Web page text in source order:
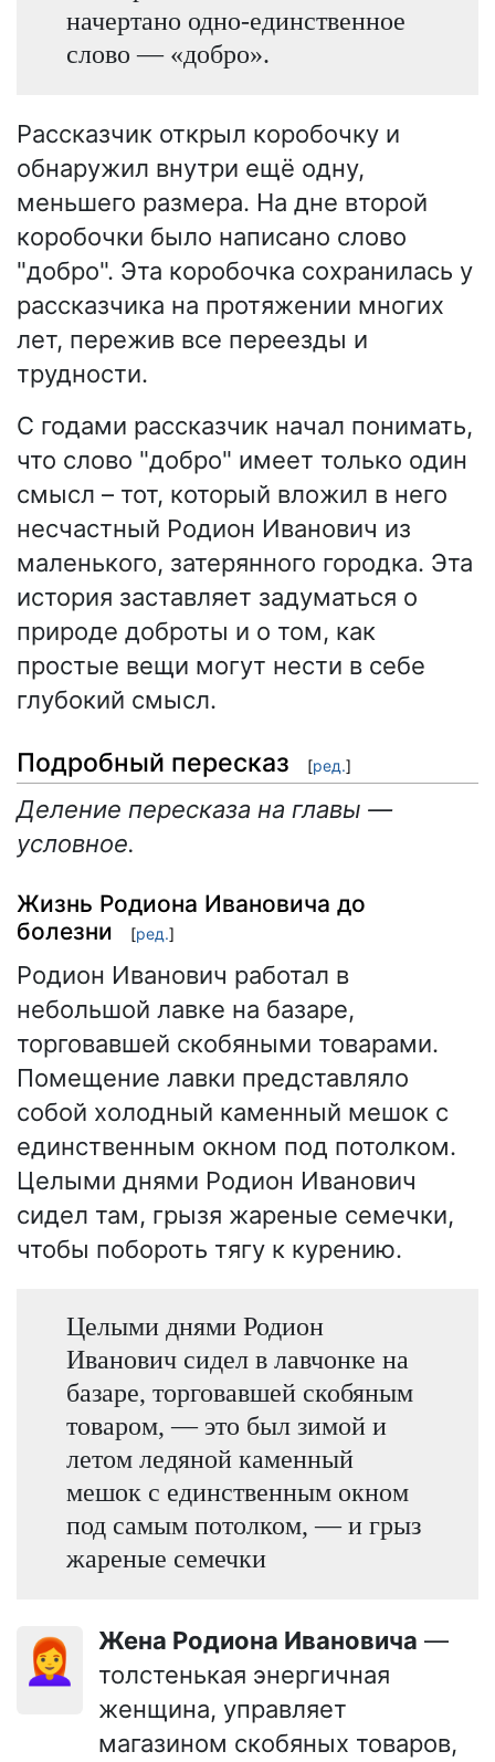
начертано одно-единственное
слово — «добро».
Рассказчик открыл коробочку и
обнаружил внутри ещё одну,
меньшего размера. На дне второй
коробочки было написано слово
"добро". Эта коробочка сохранилась у
рассказчика на протяжении многих
лет, пережив все переезды и
трудности.
С годами рассказчик начал понимать,
что слово "добро" имеет только один
смысл – тот, который вложил в него
несчастный Родион Иванович из
маленького, затерянного городка. Эта
история заставляет задуматься о
природе доброты и о том, как
простые вещи могут нести в себе
глубокий смысл.
Подробный пересказ [ред.]
Деление пересказа на главы —
условное.
Жизнь Родиона Ивановича до
болезни
[ред.]
Родион Иванович работал в
небольшой лавке на базаре,
торговавшей скобяными товарами.
Помещение лавки представляло
собой холодный каменный мешок с
единственным окном под потолком.
Целыми днями Родион Иванович
сидел там, грызя жареные семечки,
чтобы побороть тягу к курению.
Целыми днями Родион
Иванович сидел в лавчонке на
базаре, торговавшей скобяным
товаром, — это был зимой и
летом ледяной каменный
мешок с единственным окном
под самым потолком, — и грыз
жареные семечки
👩‍🦰 Жена Родиона Ивановича —
толстенькая энергичная
женщина, управляет
магазином скобяных товаров,